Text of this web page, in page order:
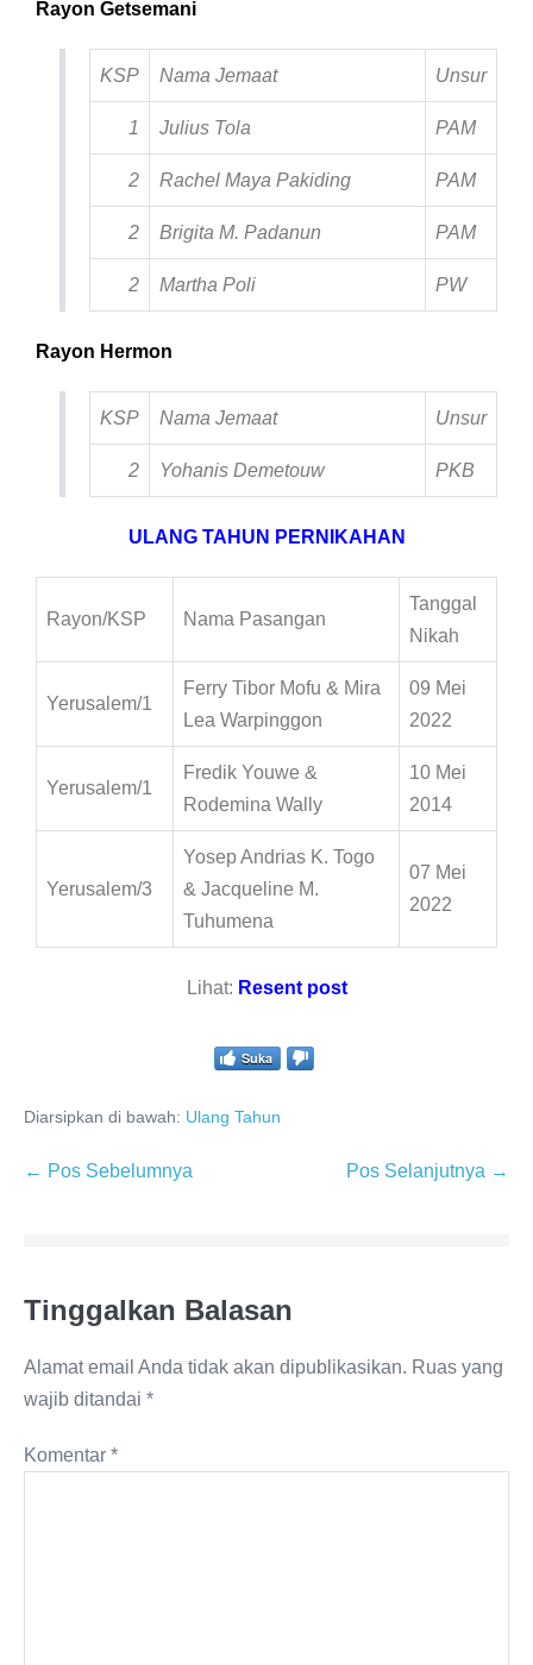
Rayon Getsemani
KSP Nama Jemaat Unsur
1 Julius Tola PAM
2 Rachel Maya Pakiding PAM
2 Brigita M. Padanun PAM
2 Martha Poli PW
Rayon Hermon
KSP Nama Jemaat Unsur
2 Yohanis Demetouw PKB
ULANG TAHUN PERNIKAHAN
Rayon/KSP Nama Pasangan
Tanggal
Nikah
Yerusalem/1
Ferry Tibor Mofu & Mira
Lea Warpinggon
09 Mei
2022
Yerusalem/1
Fredik Youwe &
Rodemina Wally
10 Mei
2014
Yerusalem/3
Yosep Andrias K. Togo
& Jacqueline M.
Tuhumena
07 Mei
2022
Lihat: Resent post
Suka
Diarsipkan di bawah: Ulang Tahun
← Pos Sebelumnya Pos Selanjutnya →
Tinggalkan Balasan
Alamat email Anda tidak akan dipublikasikan. Ruas yang
wajib ditandai *
Komentar *